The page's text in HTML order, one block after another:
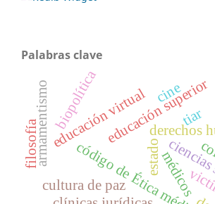
Palabras clave
derechos
médicos
código de Ética médica
educación superior
educación virtual
armamentismo tiar
estado
biopolítica
filosofía
cultura de paz
cine